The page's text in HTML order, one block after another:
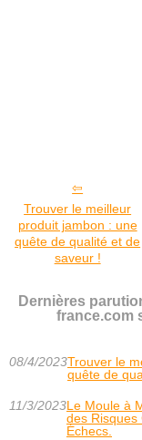
Trouver le meilleur
produit jambon : une
quête de qualité et de
saveur !
Dernières
france.com
08/4/2023Trouver le
quête de
11/3/2023Le Moule à
des Risques
Échecs.